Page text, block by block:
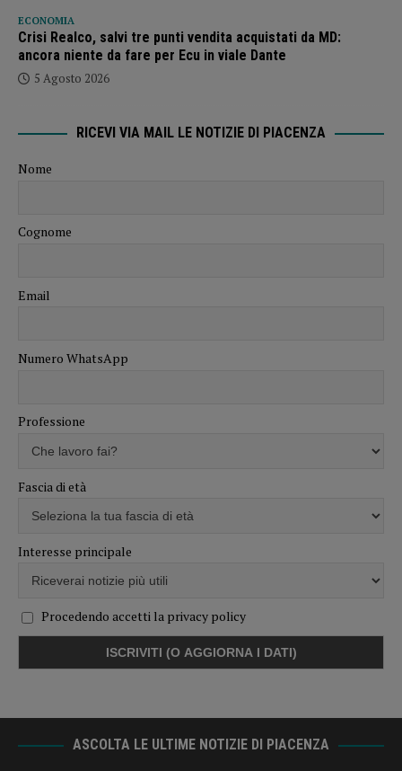
ECONOMIA
Crisi Realco, salvi tre punti vendita acquistati da MD:
ancora niente da fare per Ecu in viale Dante
5 Agosto 2026
RICEVI VIA MAIL LE NOTIZIE DI PIACENZA
Nome
Cognome
Email
Numero WhatsApp
Professione
Fascia di età
Interesse principale
Procedendo accetti la privacy policy
ASCOLTA LE ULTIME NOTIZIE DI PIACENZA